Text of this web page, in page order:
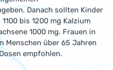
Danach sollten Kinder
bis 1200 mg Kalzium
1000 mg. Frauen in
Menschen über 65 Jahren
empfohlen.